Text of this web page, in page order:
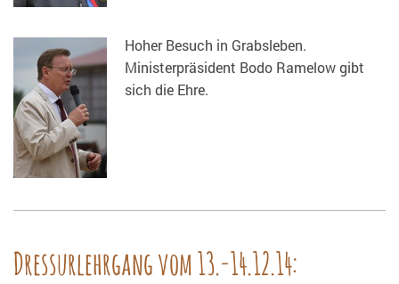
Hoher Besuch in Grabsleben.
Ministerpräsident Bodo Ramelow gibt
sich die Ehre.
Dressurlehrgang vom 13.-14.12.14: